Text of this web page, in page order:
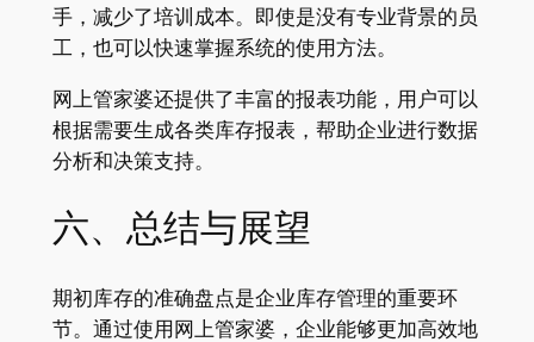
手，减少了培训成本。即使是没有专业背景的员
工，也可以快速掌握系统的使用方法。
网上管家婆还提供了丰富的报表功能，用户可以
根据需要生成各类库存报表，帮助企业进行数据
分析和决策支持。
六、总结与展望
期初库存的准确盘点是企业库存管理的重要环
节。通过使用网上管家婆，企业能够更加高效地